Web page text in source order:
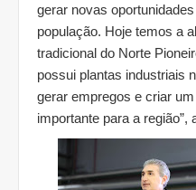
gerar novas
população. Hoje temos a
tradicional do Norte
possui plantas industriais
gerar empregos e criar
importante para a região”,